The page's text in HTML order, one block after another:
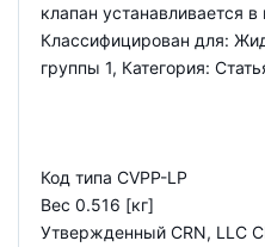
клапан устанавливается в
Классифицирован для:
группы 1, Категория:
Код типа CVPP-LP
Вес 0.516 [кг]
Утвержденный CRN, LLC